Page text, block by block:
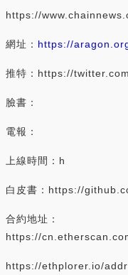
https://
網址： https://
推特：https://
臉書：
電報：
上線時間：h
白皮書：https://
合約地址：
https://
https://ethplorer.io/